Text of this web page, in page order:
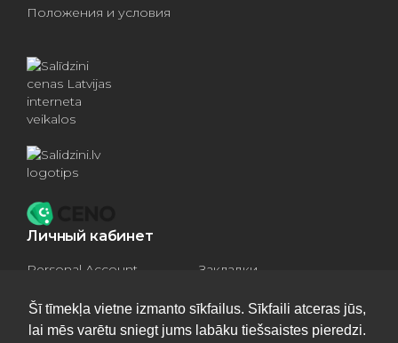
Šī tīmekļa vietne izmanto sīkfailus. Sīkfaili atceras jūs,
lai mēs varētu sniegt jums labāku tiešsaistes pieredzi.
Положения и условия
Личный кабинет
Personal Account
Закладки